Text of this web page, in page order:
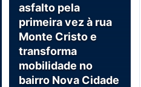
asfalto pela
primeira vez à rua
Monte Cristo e
transforma
mobilidade no
bairro Nova Cidade